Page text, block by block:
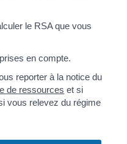
le RSA que vous
en compte.
reporter à la notice du
de ressources et si
vous relevez du régime